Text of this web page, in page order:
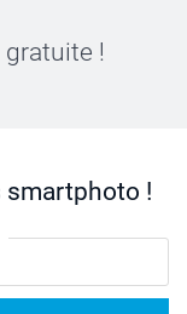
!
smartphoto !